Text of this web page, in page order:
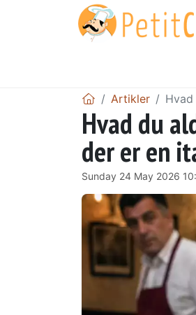
Artikler
Hvad du
der er en
Sunday 24 May 2026